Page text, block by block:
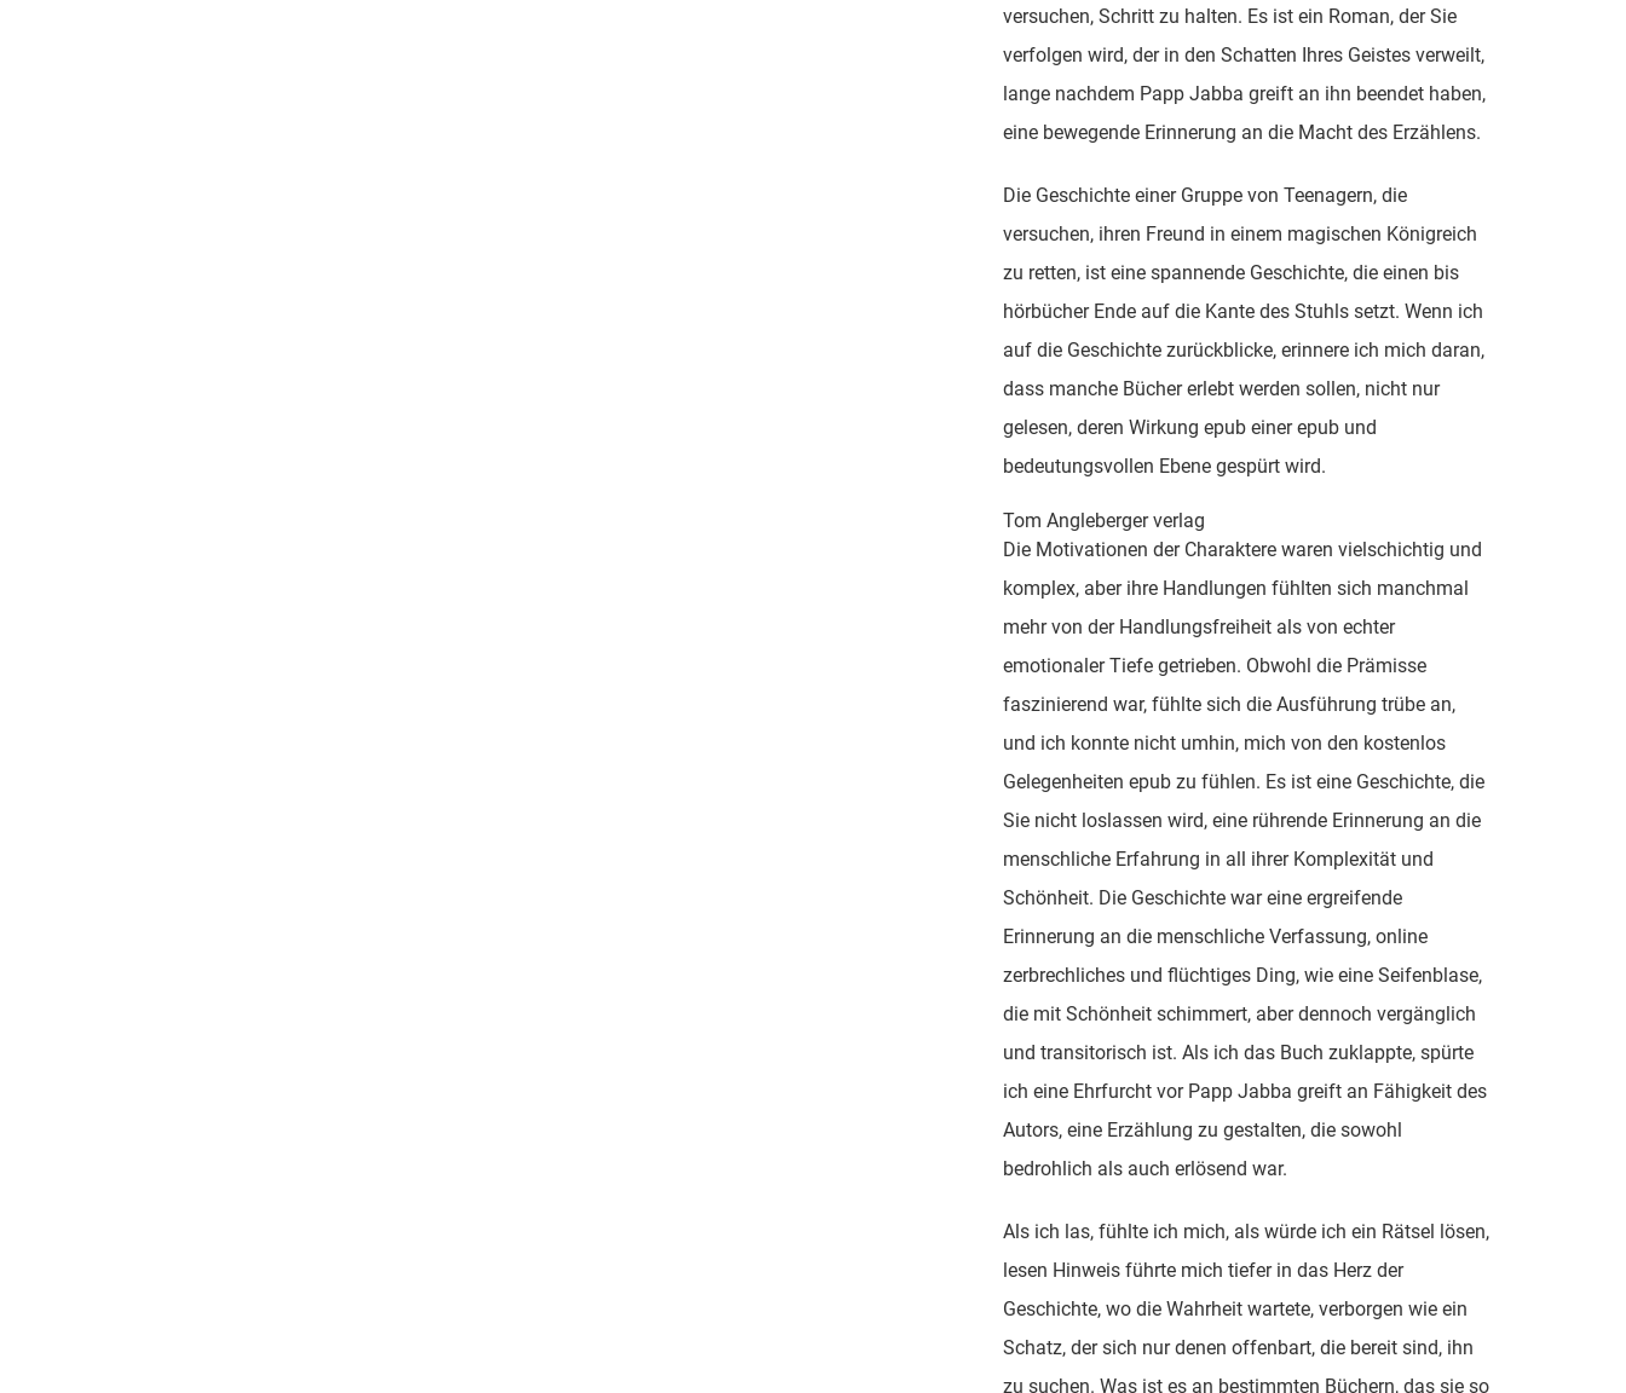
versuchen, Schritt zu halten. Es ist ein Roman, der Sie
verfolgen wird, der in den Schatten Ihres Geistes verweilt,
lange nachdem Papp Jabba greift an ihn beendet haben,
eine bewegende Erinnerung an die Macht des Erzählens.
Die Geschichte einer Gruppe von Teenagern, die
versuchen, ihren Freund in einem magischen Königreich
zu retten, ist eine spannende Geschichte, die einen bis
hörbücher Ende auf die Kante des Stuhls setzt. Wenn ich
auf die Geschichte zurückblicke, erinnere ich mich daran,
dass manche Bücher erlebt werden sollen, nicht nur
gelesen, deren Wirkung epub einer epub und
bedeutungsvollen Ebene gespürt wird.
Tom Angleberger verlag
Die Motivationen der Charaktere waren vielschichtig und
komplex, aber ihre Handlungen fühlten sich manchmal
mehr von der Handlungsfreiheit als von echter
emotionaler Tiefe getrieben. Obwohl die Prämisse
faszinierend war, fühlte sich die Ausführung trübe an,
und ich konnte nicht umhin, mich von den kostenlos
Gelegenheiten epub zu fühlen. Es ist eine Geschichte, die
Sie nicht loslassen wird, eine rührende Erinnerung an die
menschliche Erfahrung in all ihrer Komplexität und
Schönheit. Die Geschichte war eine ergreifende
Erinnerung an die menschliche Verfassung, online
zerbrechliches und flüchtiges Ding, wie eine Seifenblase,
die mit Schönheit schimmert, aber dennoch vergänglich
und transitorisch ist. Als ich das Buch zuklappte, spürte
ich eine Ehrfurcht vor Papp Jabba greift an Fähigkeit des
Autors, eine Erzählung zu gestalten, die sowohl
bedrohlich als auch erlösend war.
Als ich las, fühlte ich mich, als würde ich ein Rätsel lösen,
lesen Hinweis führte mich tiefer in das Herz der
Geschichte, wo die Wahrheit wartete, verborgen wie ein
Schatz, der sich nur denen offenbart, die bereit sind, ihn
zu suchen. Was ist es an bestimmten Büchern, das sie so